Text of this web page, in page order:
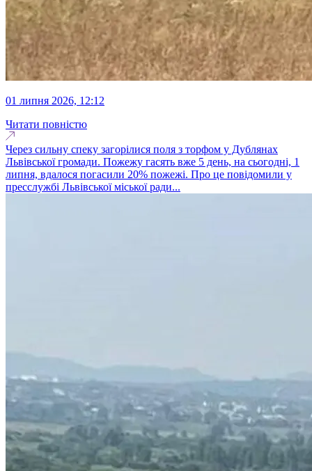
01 липня 2026, 12:12
Читати повністю
Через сильну спеку загорілися поля з торфом у Дублянах
Львівської громади. Пожежу гасять вже 5 день, на сьогодні, 1
липня, вдалося погасили 20% пожежі. Про це повідомили у
пресслужбі Львівської міської ради...